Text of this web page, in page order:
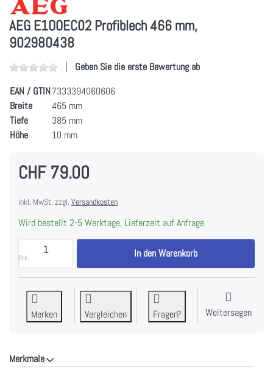
AEG E1OOEC02 Profiblech 466 mm,
902980438
Geben Sie die erste Bewertung ab
EAN / GTIN7333394060606
Breite
465 mm
Tiefe
385 mm
Höhe
10 mm
CHF 79.00
inkl. MwSt. zzgl. Versandkosten
Wird bestellt 2-5 Werktage, Lieferzeit auf Anfrage
Stk.
AEG E1OOEC02 Profiblech 466 mm, 902980438 zu
In den Warenkorb
Merken Vergleichen Fragen? Weitersagen
Merkmale